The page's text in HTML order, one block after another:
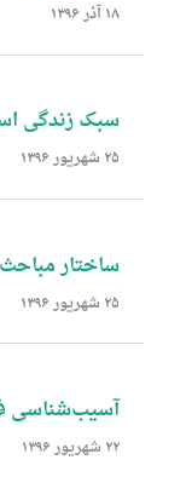
۱۸ آذر ۱۳۹۶
سبک زندگی
۲۵ شهریور ۱۳۹۶
ساختار
۲۵ شهریور ۱۳۹۶
‌‌آسیب‌شناسی‌
۲۲ شهریور ۱۳۹۶